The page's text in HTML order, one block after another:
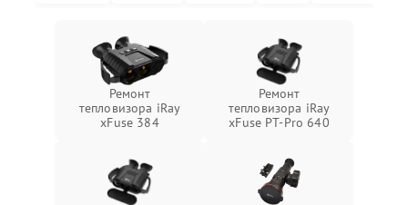
Ремонт
тепловизора iRay
xFuse 384
Ремонт
тепловизора iRay
xFuse PT-Pro 640